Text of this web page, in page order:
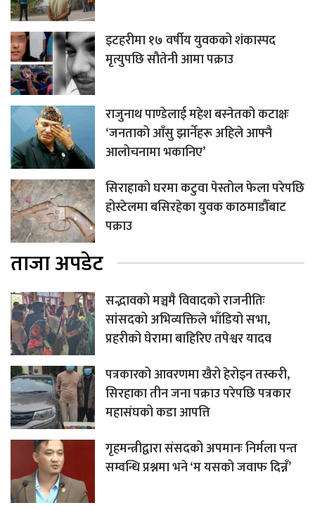
इटहरीमा १७ वर्षीय युवकको शंकास्पद
मृत्युपछि सौतेनी आमा पक्राउ
राजुनाथ पाण्डेलाई महेश बस्नेतको कटाक्षः
‘जनताको आँसु झार्नेहरू अहिले आफ्नै
आलोचनामा भकानिए’
सिराहाको घरमा कटुवा पेस्तोल फेला परेपछि
होस्टेलमा बसिरहेका युवक काठमाडौँबाट
पक्राउ
ताजा अपडेट
सद्भावको मञ्चमै विवादको राजनीतिः
सांसदको अभिव्यक्तिले भाँडियो सभा,
प्रहरीको घेरामा बाहिरिए तपेश्वर यादव
पत्रकारको आवरणमा खैरो हेरोइन तस्करी,
सिरहाका तीन जना पक्राउ परेपछि पत्रकार
महासंघको कडा आपत्ति
गृहमन्त्रीद्वारा संसदको अपमानः निर्मला पन्त
सम्वन्धि प्रश्नमा भने ‘म यसको जवाफ दिन्नँ’